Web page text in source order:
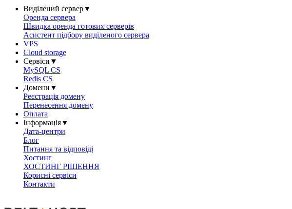
Виділений сервер▼
Оренда сервера
Швидка оренда готових серверів
Асистент підбору виділеного сервера
VPS
Cloud storage
Сервіси ▼
MySQL CS
Redis CS
Домени ▼
Реєстрація домену
Перенесення домену
Оплата
Інформація▼
Дата-центри
Блог
Питання та відповіді
Хостинг
ХОСТИНГ РІШЕННЯ
Корисні сервіси
Контакти